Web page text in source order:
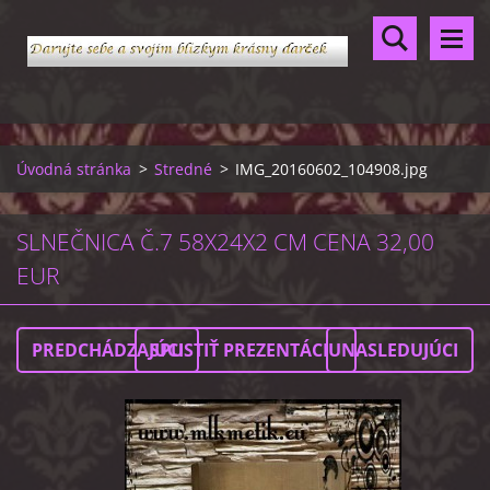
Úvodná stránka > Stredné > IMG_20160602_104908.jpg
SLNEČNICA Č.7 58X24X2 CM CENA 32,00
EUR
PREDCHÁDZAJÚCISPUSTIŤ PREZENTÁCIUNASLEDUJÚCI